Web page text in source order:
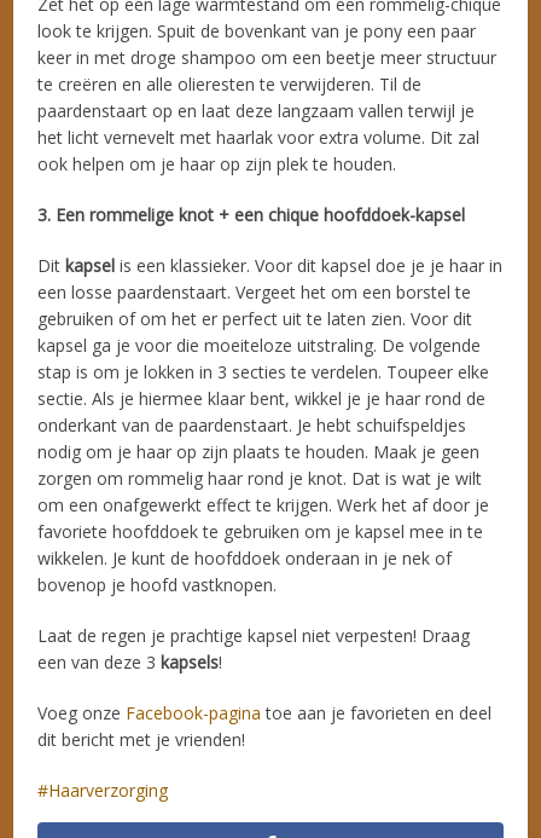
look te krijgen. Spuit de bovenkant van je pony een paar
keer in met droge shampoo om een beetje meer structuur
te creëren en alle olieresten te verwijderen. Til de
paardenstaart op en laat deze langzaam vallen terwijl je
het licht vernevelt met haarlak voor extra volume. Dit zal
ook helpen om je haar op zijn plek te houden.
3. Een rommelige knot + een chique hoofddoek-kapsel
Dit kapsel is een klassieker. Voor dit kapsel doe je je haar in
een losse paardenstaart. Vergeet het om een borstel te
gebruiken of om het er perfect uit te laten zien. Voor dit
kapsel ga je voor die moeiteloze uitstraling. De volgende
stap is om je lokken in 3 secties te verdelen. Toupeer elke
sectie. Als je hiermee klaar bent, wikkel je je haar rond de
onderkant van de paardenstaart. Je hebt schuifspeldjes
nodig om je haar op zijn plaats te houden. Maak je geen
zorgen om rommelig haar rond je knot. Dat is wat je wilt
om een onafgewerkt effect te krijgen. Werk het af door je
favoriete hoofddoek te gebruiken om je kapsel mee in te
wikkelen. Je kunt de hoofddoek onderaan in je nek of
bovenop je hoofd vastknopen.
Laat de regen je prachtige kapsel niet verpesten! Draag
een van deze 3 kapsels!
Voeg onze Facebook-pagina toe aan je favorieten en deel
dit bericht met je vrienden!
Haarverzorging